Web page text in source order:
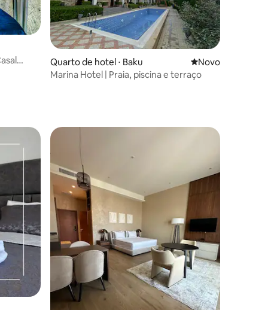
Quarto de hotel ⋅ Baku Novo lugar para
Novo
Marina Hotel | Praia, piscina e terraço